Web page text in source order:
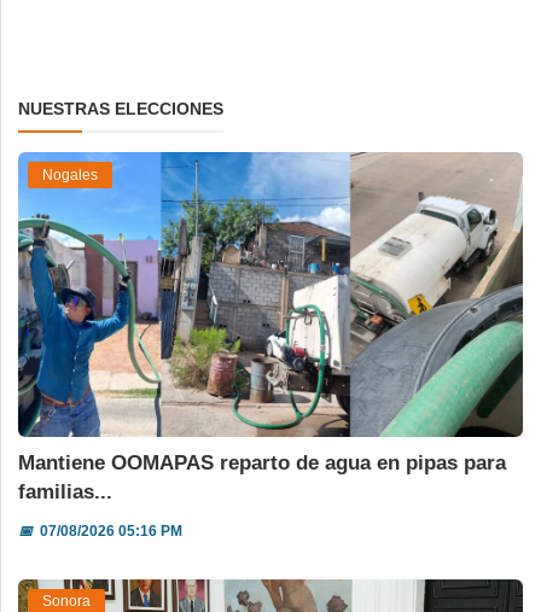
NUESTRAS ELECCIONES
Nogales
Mantiene OOMAPAS reparto de agua en pipas para
familias...
📅07/08/2026 05:16 PM
Sonora